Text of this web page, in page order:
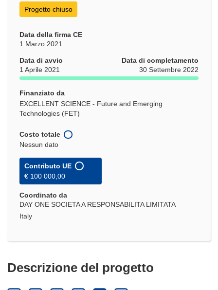
Progetto chiuso
Data della firma CE
1 Marzo 2021
Data di avvio
1 Aprile 2021
Data di completamento
30 Settembre 2022
Finanziato da
EXCELLENT SCIENCE - Future and Emerging
Technologies (FET)
Costo totale
Nessun dato
Contributo UE
€ 100 000,00
Coordinato da
DAY ONE SOCIETA A RESPONSABILITA LIMITATA
Italy
Descrizione del progetto